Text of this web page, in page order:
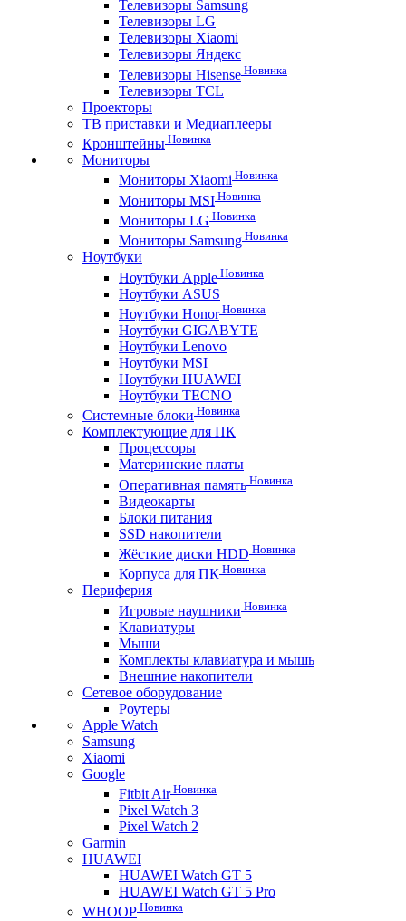
Телевизоры Samsung
Телевизоры LG
Телевизоры Xiaomi
Телевизоры Яндекс
Телевизоры Hisense Новинка
Телевизоры TCL
Проекторы
ТВ приставки и Медиаплееры
Кронштейны Новинка
Мониторы
Мониторы Xiaomi Новинка
Мониторы MSI Новинка
Мониторы LG Новинка
Мониторы Samsung Новинка
Ноутбуки
Ноутбуки Apple Новинка
Ноутбуки ASUS
Ноутбуки HonorНовинка
Ноутбуки GIGABYTE
Ноутбуки Lenovo
Ноутбуки MSI
Ноутбуки HUAWEI
Ноутбуки TECNO
Системные блоки Новинка
Комплектующие для ПК
Процессоры
Материнские платы
Оперативная память Новинка
Видеокарты
Блоки питания
SSD накопители
Жёсткие диски HDD Новинка
Корпуса для ПК Новинка
Периферия
Игровые наушники Новинка
Клавиатуры
Мыши
Комплекты клавиатура и мышь
Внешние накопители
Сетевое оборудование
Роутеры
Apple Watch
Samsung
Xiaomi
Google
Fitbit AirНовинка
Pixel Watch 3
Pixel Watch 2
Garmin
HUAWEI
HUAWEI Watch GT 5
HUAWEI Watch GT 5 Pro
WHOOP Новинка